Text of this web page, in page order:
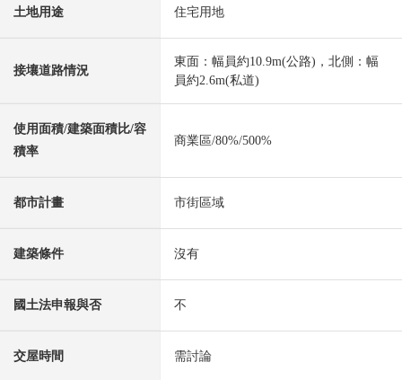
土地用途 住宅用地
接壤道路情況
東面：幅員約10.9m(公路)，北側：幅
員約2.6m(私道)
使用面積/建築面積比/容
積率
商業區/80%/500%
都市計畫 市街區域
建築條件 沒有
國土法申報與否 不
交屋時間 需討論